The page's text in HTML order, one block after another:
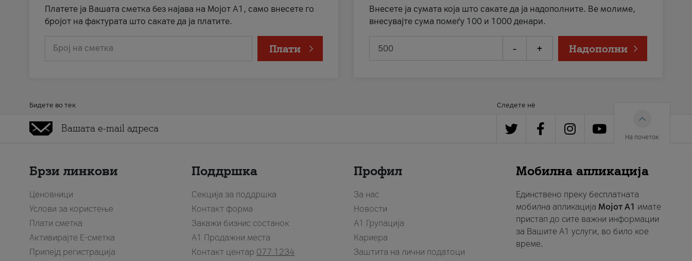
Платете ја Вашата сметка без најава на Мојот А1, само внесете го
бројот на фактурата што сакате да ја платите.
Број на сметка Плати
Внесете ја сумата која што сакате да ја надополните. Ве молиме,
внесувајте сума помеѓу 100 и 1000 денари.
- + Надополни
Бидете во тек Следете нè
На почеток
Брзи линкови
Ценовници
Услови за користење
Плати сметка
Активирајте Е-сметка
Припејд регистрација
Поддршка
Секција за поддршка
Контакт форма
Закажи бизнис состанок
A1 Продажни места
Контакт центар 077 1234
Профил
За нас
Новости
А1 Групација
Кариера
Заштита на лични податоци
Мобилна апликација
Единствено преку бесплатната
мобилна апликација Мојот A1 имате
пристап до сите важни информации
за Вашите A1 услуги, во било кое
време.